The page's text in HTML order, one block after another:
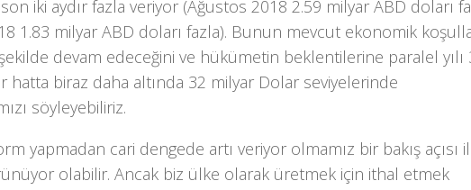
iki aydır fazla veriyor (Ağustos 2018 2.59 milyar ABD doları
1.83 milyar ABD doları fazla). Bunun mevcut ekonomik
devam edeceğini ve hükümetin beklentilerine paralel yılı
hatta biraz daha altında 32 milyar Dolar seviyelerinde
söyleyebiliriz.
yapmadan cari dengede artı veriyor olmamız bir bakış açısı
olabilir. Ancak biz ülke olarak üretmek için ithal etmek